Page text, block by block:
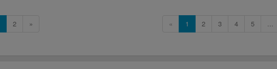
2 » « 1 2 3 4 5 ...